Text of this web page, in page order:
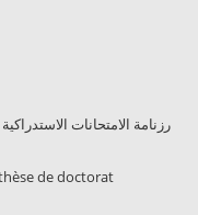
رزنامة الامتحانات
de doctorat